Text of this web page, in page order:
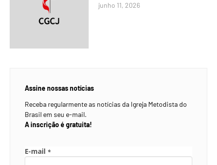
junho 11, 2026
Assine nossas notícias
Receba regularmente as notícias da Igreja Metodista do
Brasil em seu e-mail.
A inscrição é gratuita!